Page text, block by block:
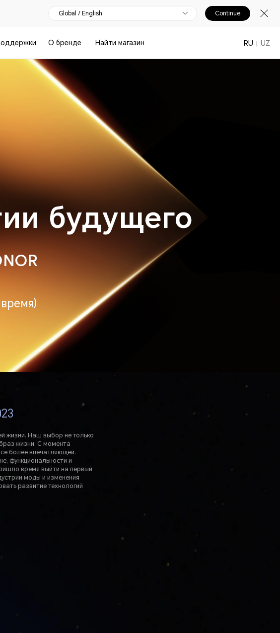
Global / English Continue
О бренде Найти магазин RU UZ
будущего
жизни. Наш выбор не только
жизни. С момента
более впечатляющей.
функциональности и
время выйти на первый
моды и изменения
развитие технологий